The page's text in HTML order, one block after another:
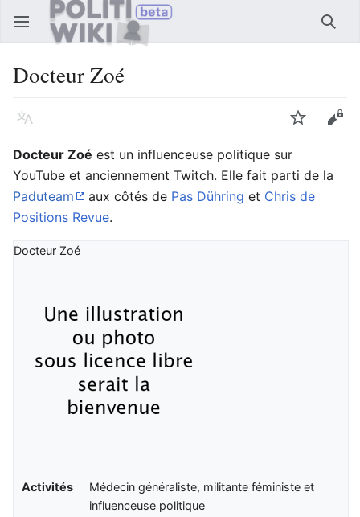
Ouvrir le menu principal
Docteur Zoé
Langue Suivre
Docteur Zoé est un influenceuse politique sur
YouTube et anciennement Twitch. Elle fait parti de la
Paduteam
aux côtés de Pas Dühring et Chris de
Positions Revue.
Docteur Zoé
Activités
Médecin généraliste, militante féministe et
influenceuse politique